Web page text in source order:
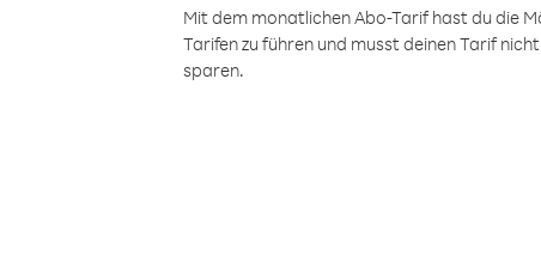
Mit dem monatlichen Abo-Tarif hast du die
Tarifen zu führen und musst deinen Tarif
sparen.